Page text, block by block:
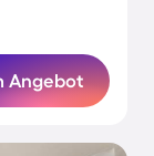
Angebot